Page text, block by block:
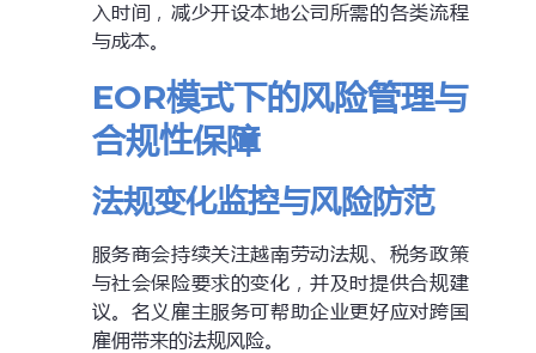
入时间，减少开设本地公司所需的各类流程
与成本。
EOR模式下的风险管理与
合规性保障
法规变化监控与风险防范
服务商会持续关注越南劳动法规、税务政策
与社会保险要求的变化，并及时提供合规建
议。名义雇主服务可帮助企业更好应对跨国
雇佣带来的法规风险。